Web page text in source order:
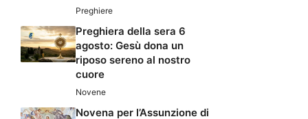
Preghiere
Preghiera della sera 6
agosto: Gesù dona un
riposo sereno al nostro
cuore
Novene
Novena per l’Assunzione di